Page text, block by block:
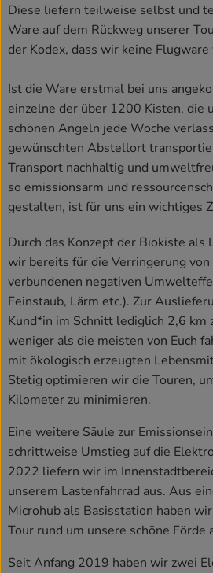
Rezepte
Diese liefern teilweise selbst und
Ware auf dem Rückweg unserer
der Kodex, dass wir keine
Ist die Ware erstmal bei uns
einzelne der über 1200 Kisten, die
schönen Angeln jede Woche
gewünschten Abstellort
Transport nachhaltig und
so emissionsarm und
gestalten, ist für uns ein wichtiges
Durch das Konzept der Biokiste als
wir bereits für die Verringerung
verbundenen negativen
Feinstaub, Lärm etc.). Zur
Kund*in im Schnitt lediglich 2,6 km
weniger als die meisten von Euch
mit ökologisch erzeugten
Stetig optimieren wir die Touren,
Kilometer zu minimieren.
Eine weitere Säule zur
schrittweise Umstieg auf die
2022 liefern wir im
unserem Lastenfahrrad aus. Aus
Microhub als Basisstation haben
Tour rund um unsere schöne Förde
Seit Anfang 2019 haben wir zwei